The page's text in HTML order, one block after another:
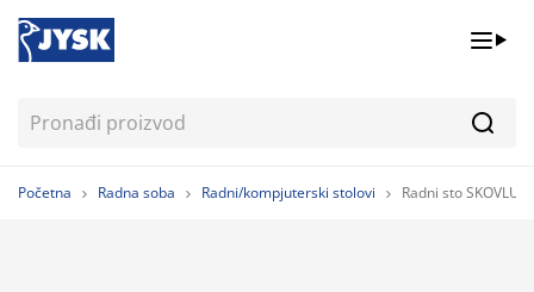
Početna Radna soba Radni/kompjuterski stolovi Radni sto